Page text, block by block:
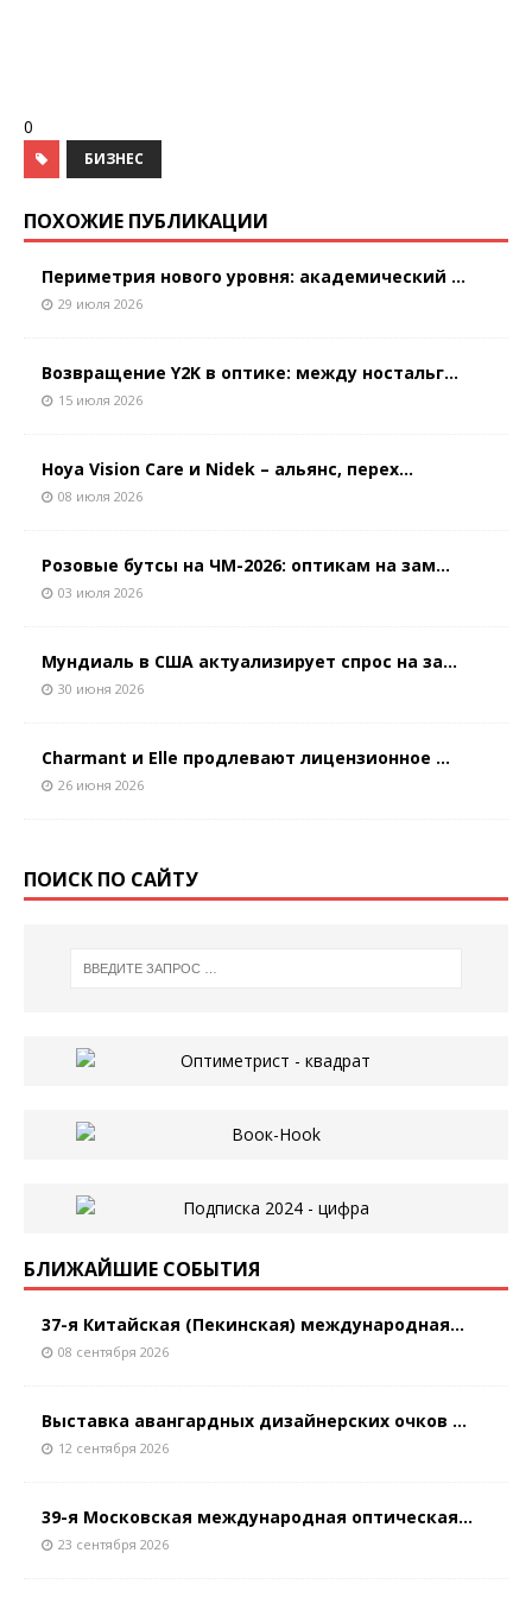
0
БИЗНЕС
ПОХОЖИЕ ПУБЛИКАЦИИ
Периметрия нового уровня: академический ...
29 июля 2026
Возвращение Y2K в оптике: между ностальг...
15 июля 2026
Hoya Vision Care и Nidek – альянс, перех...
08 июля 2026
Розовые бутсы на ЧМ-2026: оптикам на зам...
03 июля 2026
Мундиаль в США актуализирует спрос на за...
30 июня 2026
Charmant и Elle продлевают лицензионное ...
26 июня 2026
ПОИСК ПО САЙТУ
БЛИЖАЙШИЕ СОБЫТИЯ
37-я Китайская (Пекинская) международная...
08 сентября 2026
Выставка авангардных дизайнерских очков ...
12 сентября 2026
39-я Московская международная оптическая...
23 сентября 2026